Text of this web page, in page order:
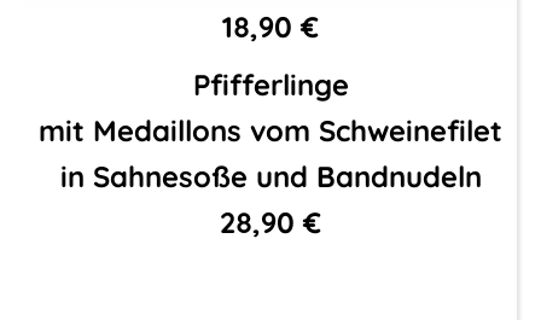
18,90 €
Pfifferlinge
mit Medaillons vom Schweinefilet
in Sahnesoße und Bandnudeln
28,90 €